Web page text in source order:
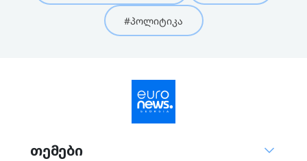
#პოლიტიკა
თემები